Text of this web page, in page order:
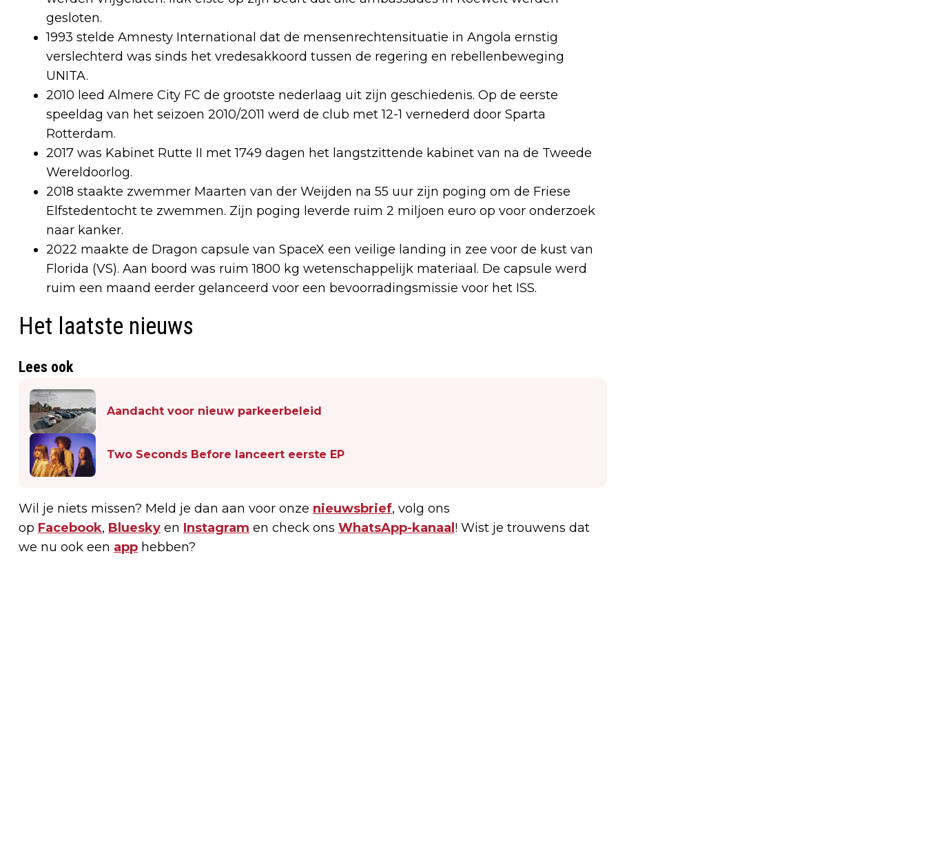
gesloten.
1993 stelde Amnesty International dat de mensenrechtensituatie in Angola ernstig
verslechterd was sinds het vredesakkoord tussen de regering en rebellenbeweging
UNITA.
2010 leed Almere City FC de grootste nederlaag uit zijn geschiedenis. Op de eerste
speeldag van het seizoen 2010/2011 werd de club met 12-1 vernederd door Sparta
Rotterdam.
2017 was Kabinet Rutte II met 1749 dagen het langstzittende kabinet van na de Tweede
Wereldoorlog.
2018 staakte zwemmer Maarten van der Weijden na 55 uur zijn poging om de Friese
Elfstedentocht te zwemmen. Zijn poging leverde ruim 2 miljoen euro op voor onderzoek
naar kanker.
2022 maakte de Dragon capsule van SpaceX een veilige landing in zee voor de kust van
Florida (VS). Aan boord was ruim 1800 kg wetenschappelijk materiaal. De capsule werd
ruim een maand eerder gelanceerd voor een bevoorradingsmissie voor het ISS.
Het laatste nieuws
Lees ook
Aandacht voor nieuw parkeerbeleid
Two Seconds Before lanceert eerste EP
Wil je niets missen? Meld je dan aan voor onze nieuwsbrief, volg ons
op Facebook, Bluesky en Instagram en check ons WhatsApp-kanaal ! Wist je trouwens dat
we nu ook een app hebben?